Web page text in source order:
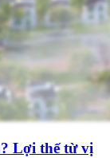
Lợi thế từ vị